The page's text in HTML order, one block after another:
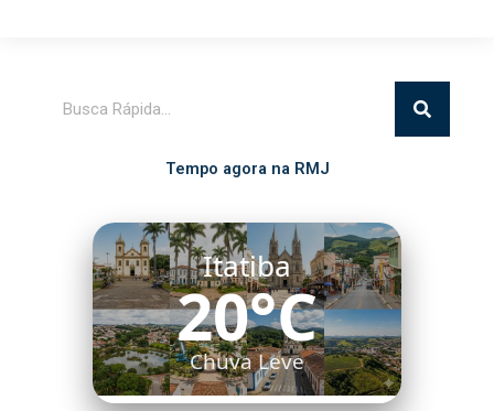
Tempo agora na RMJ
Itatiba
20°C
Chuva Leve